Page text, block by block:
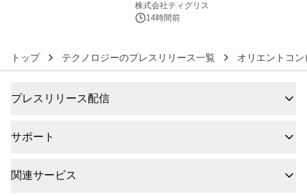
生 バカルディ ジャパンと連携した
没入型バー「BAR Arca」
株式会社ティグリス
14時間前
トップ テクノロジーのプレスリリース一覧 オリエントコ
プレスリリース配信
サポート
関連サービス